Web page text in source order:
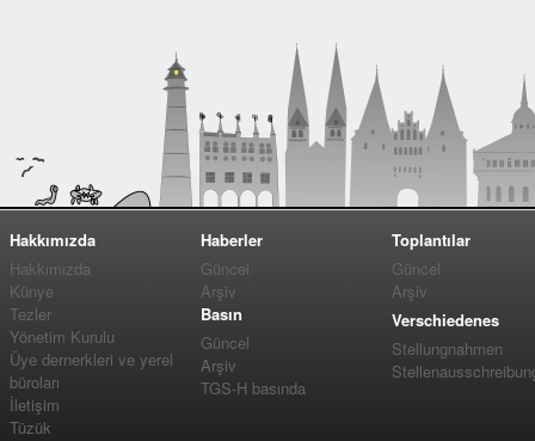
Hakkımızda
Hakkımızda
Künye
Tezler
Yönetim Kurulu
Üye dernerkleri ve yerel
büroları
İletişim
Tüzük
Haberler
Güncel
Arşiv
Basın
Güncel
Arşiv
TGS-H basında
Toplantılar
Güncel
Arşiv
Verschiedenes
Stellungnahmen